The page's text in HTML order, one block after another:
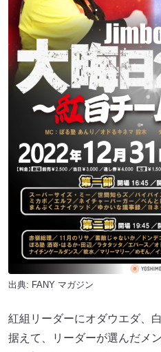
出典: FANY マガジン
紅組リーダーにオダウエダ、
据えて、リーダーが選んだメ